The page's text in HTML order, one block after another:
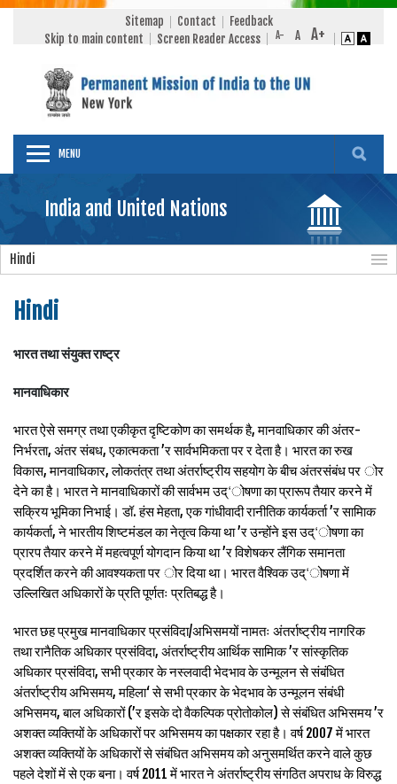
Sitemap Contact
Feedback
Skip to main content
Screen Reader Access
MENU
India and United Nations
Hindi
Hindi
भारत तथा संयुक्त राष्ट्र
मानवाधिकार
भारत ऐसे समग्र तथा एकीकृत दृष्टिकोण का समर्थक है, मानवाधिकार की अंतर-
निर्भरता, अंतर संबध, एकात्मकता ’र सार्वभमिकता पर र देता है। भारत का रुख
विकास, मानवाधिकार, लोकतंत्र तथा अंतर्राष्ट्रीय सहयोग के बीच अंतरसंबंध पर ोर
देने का है। भारत ने मानवाधिकारों की सार्वभम उद्‘ोषणा का प्रारूप तैयार करने में
सक्रिय भूमिका निभाई। डॉ. हंस मेहता, एक गांधीवादी रानीतिक कार्यकर्ता ’र सामािक
कार्यकर्ता, ने भारतीय शिष्टमंडल का नेतृत्व किया था ’र उन्होंने इस उद्‘ोषणा का
प्रारप तैयार करने में महत्वपूर्ण योगदान किया था ’र विशेषकर लैंगिक समानता
प्रदर्शित करने की आवश्यकता पर ोर दिया था। भारत वैश्विक उद्‘ोषणा में
उल्लिखित अधिकारों के प्रति पूर्णतः प्रतिबद्ध है।
भारत छह प्रमुख मानवाधिकार प्रसंविदा/अभिसमयों नामतः अंतर्राष्ट्रीय नागरिक
तथा रानैतिक अधिकार प्रसंविदा, अंतर्राष्ट्रीय आर्थिक सामािक ’र सांस्कृतिक
अधिकार प्रसंविदा, सभी प्रकार के नस्लवादी भेदभाव के उन्मूलन से संबंधित
अंतर्राष्ट्रीय अभिसमय, महिला‘ से सभी प्रकार के भेदभाव के उन्मूलन संबंधी
अभिसमय, बाल अधिकारों (’र इसके दो वैकल्पिक प्रोतोकोल) से संबंधित अभिसमय ’र
अशक्त व्यक्तियों के अधिकारों पर अभिसमय का पक्षकार रहा है। वर्ष 2007 में भारत
अशक्त व्यक्तियों के अधिकारों से संबंधित अभिसमय को अनुसमर्थित करने वाले कुछ
पहले देशों में से एक बना। वर्ष 2011 में भारत ने अंतर्राष्ट्रीय संगठित अपराध के विरुद्ध